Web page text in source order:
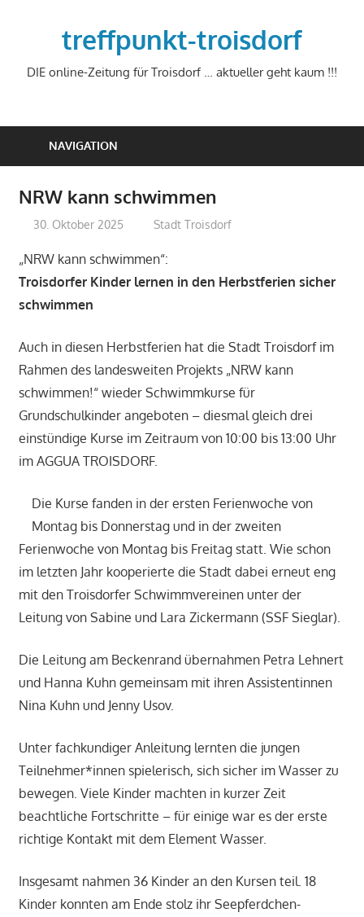
treffpunkt-troisdorf
DIE online-Zeitung für Troisdorf … aktueller geht kaum !!!
NAVIGATION
NRW kann schwimmen
30. Oktober 2025 treffpunkt
Stadt Troisdorf
„NRW kann schwimmen“:
Troisdorfer Kinder lernen in den Herbstferien sicher
schwimmen
Auch in diesen Herbstferien hat die Stadt Troisdorf im
Rahmen des landesweiten Projekts „NRW kann
schwimmen!“ wieder Schwimmkurse für
Grundschulkinder angeboten – diesmal gleich drei
einstündige Kurse im Zeitraum von 10:00 bis 13:00 Uhr
im AGGUA TROISDORF.
Die Kurse fanden in der ersten Ferienwoche von
Montag bis Donnerstag und in der zweiten
Ferienwoche von Montag bis Freitag statt. Wie schon
im letzten Jahr kooperierte die Stadt dabei erneut eng
mit den Troisdorfer Schwimmvereinen unter der
Leitung von Sabine und Lara Zickermann (SSF Sieglar).
Die Leitung am Beckenrand übernahmen Petra Lehnert
und Hanna Kuhn gemeinsam mit ihren Assistentinnen
Nina Kuhn und Jenny Usov.
Unter fachkundiger Anleitung lernten die jungen
Teilnehmer*innen spielerisch, sich sicher im Wasser zu
bewegen. Viele Kinder machten in kurzer Zeit
beachtliche Fortschritte – für einige war es der erste
richtige Kontakt mit dem Element Wasser.
Insgesamt nahmen 36 Kinder an den Kursen teil. 18
Kinder konnten am Ende stolz ihr Seepferdchen-